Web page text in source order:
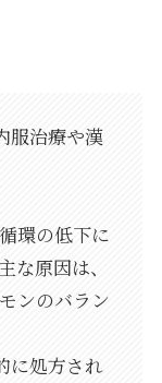
服治療や漢
環の低下に
な原因は、
ンのバラン
に処方され